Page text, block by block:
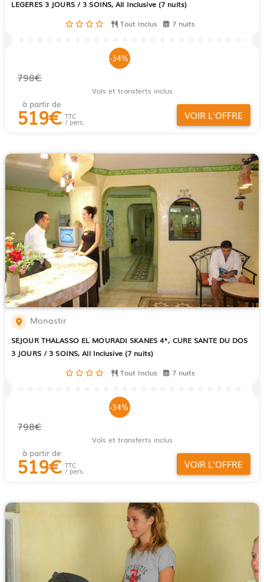
LEGERES 3 JOURS / 3 SOINS, All Inclusive (7 nuits)
Tout Inclus
7 nuits
-34%
798€
Vols et transferts inclus
à partir de
519€ TTC
/ pers.
VOIR L'OFFRE
Monastir
SEJOUR THALASSO EL MOURADI SKANES 4*, CURE SANTE DU DOS
3 JOURS / 3 SOINS, All Inclusive (7 nuits)
Tout Inclus
7 nuits
-34%
798€
Vols et transferts inclus
à partir de
519€ TTC
/ pers.
VOIR L'OFFRE